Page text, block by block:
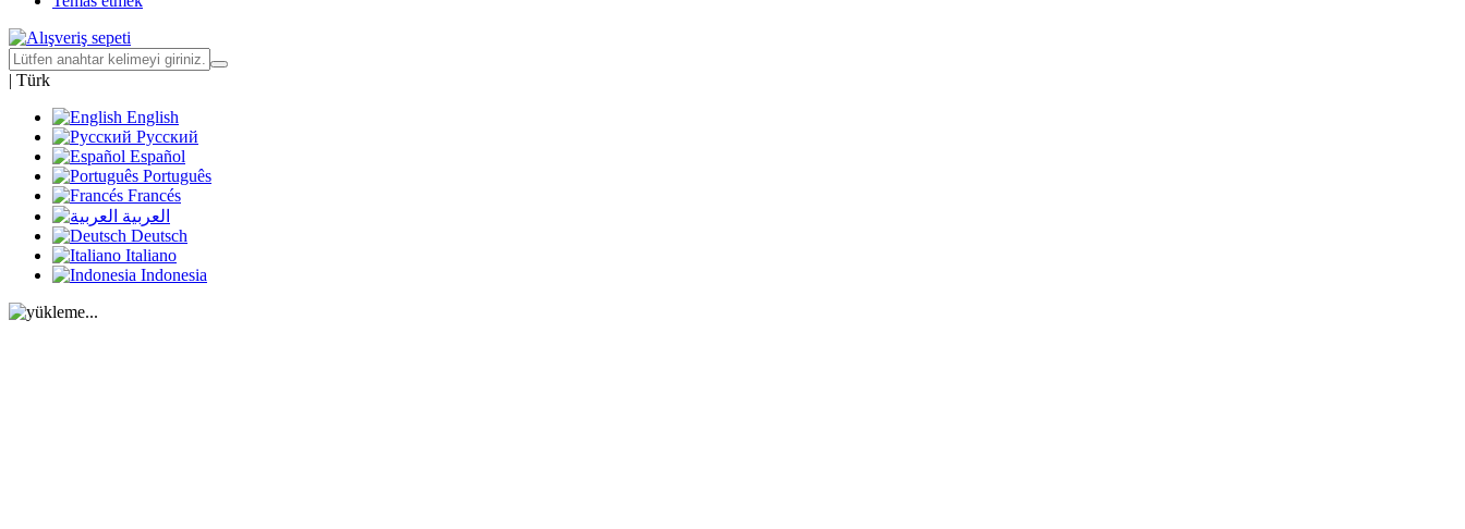
| Türk
English
Русский
Español
Português
Francés
العربية
Deutsch
Italiano
Indonesia